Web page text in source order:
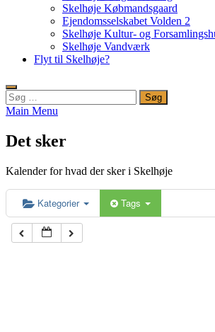
Skelhøje Købmandsgaard
Ejendomsselskabet Volden 2
Skelhøje Kultur- og
Skelhøje Vandværk
Flyt til Skelhøje?
Søg
efter:
Main Menu
Det sker
Kalender for hvad der sker i Skelhøje
Kategorier Tags